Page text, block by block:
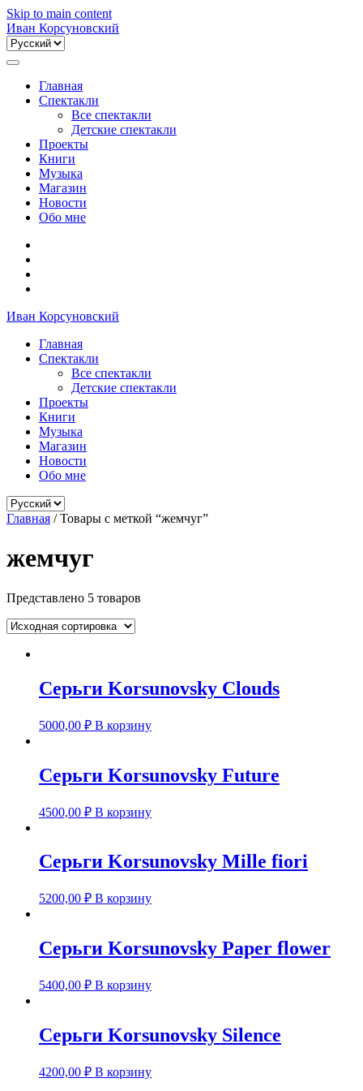
Skip to main content
Иван Корсуновский
Выбрать
Главная
Спектакли
Все спектакли
Детские спектакли
Проекты
Книги
Музыка
Магазин
Новости
Обо мне
Иван Корсуновский
Главная
Спектакли
Все спектакли
Детские спектакли
Проекты
Книги
Музыка
Магазин
Новости
Обо мне
Выбрать
язык
Главная / Товары с меткой “жемчуг”
жемчуг
Представлено 5 товаров
Серьги Korsunovsky Clouds
5000,00 ₽ В корзину
Серьги Korsunovsky Future
4500,00 ₽ В корзину
Серьги Korsunovsky Mille fiori
5200,00 ₽ В корзину
Серьги Korsunovsky Paper flower
5400,00 ₽ В корзину
Серьги Korsunovsky Silence
4200,00 ₽ В корзину